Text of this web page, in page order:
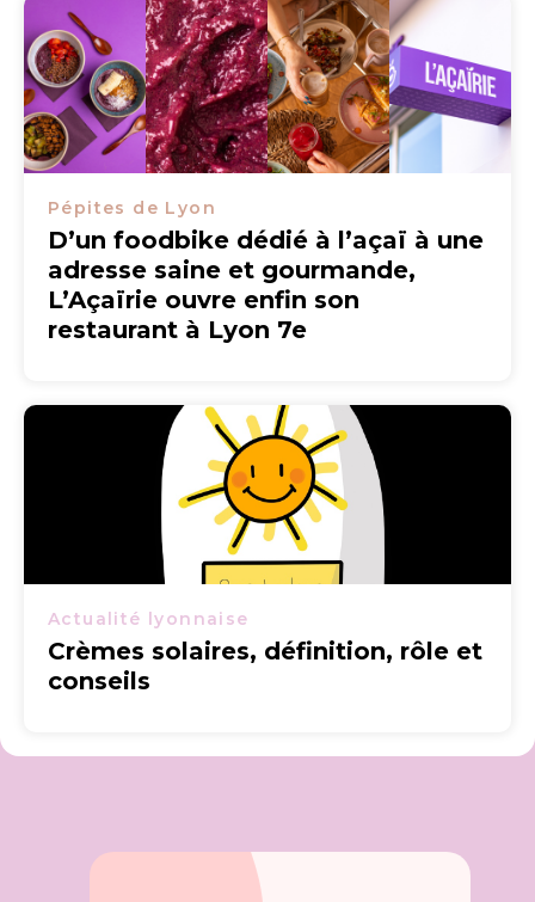
Pépites de Lyon
D’un foodbike dédié à l’açaï à une
adresse saine et gourmande,
L’Açaïrie ouvre enfin son
restaurant à Lyon 7e
Actualité lyonnaise
Crèmes solaires, définition, rôle et
conseils